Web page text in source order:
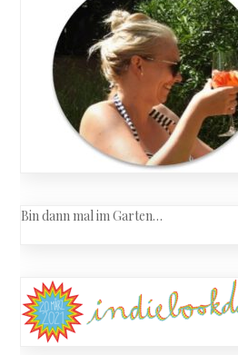
Bin dann mal im Garten…